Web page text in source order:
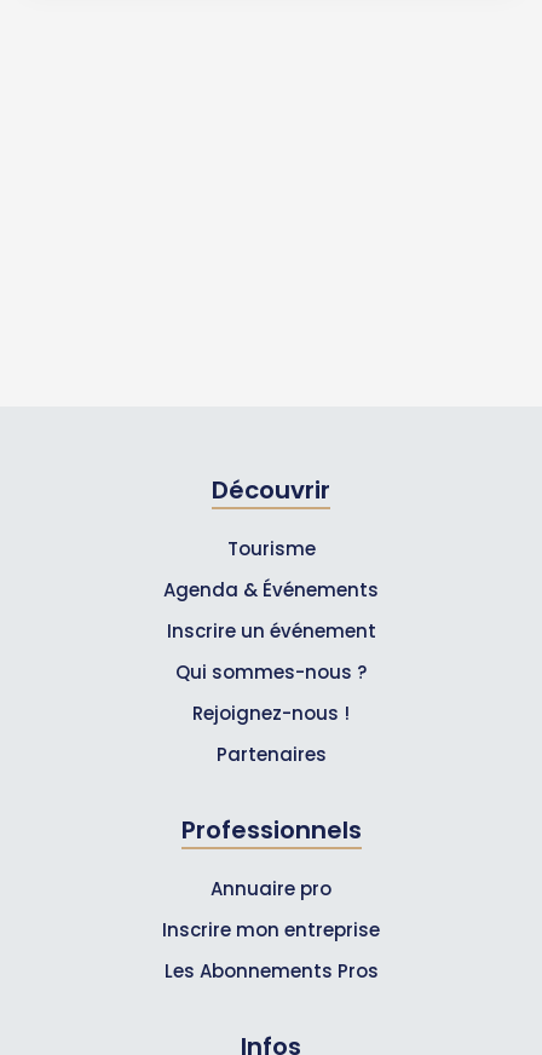
Découvrir
Tourisme
Agenda & Événements
Inscrire un événement
Qui sommes-nous ?
Rejoignez-nous !
Partenaires
Professionnels
Annuaire pro
Inscrire mon entreprise
Les Abonnements Pros
Infos